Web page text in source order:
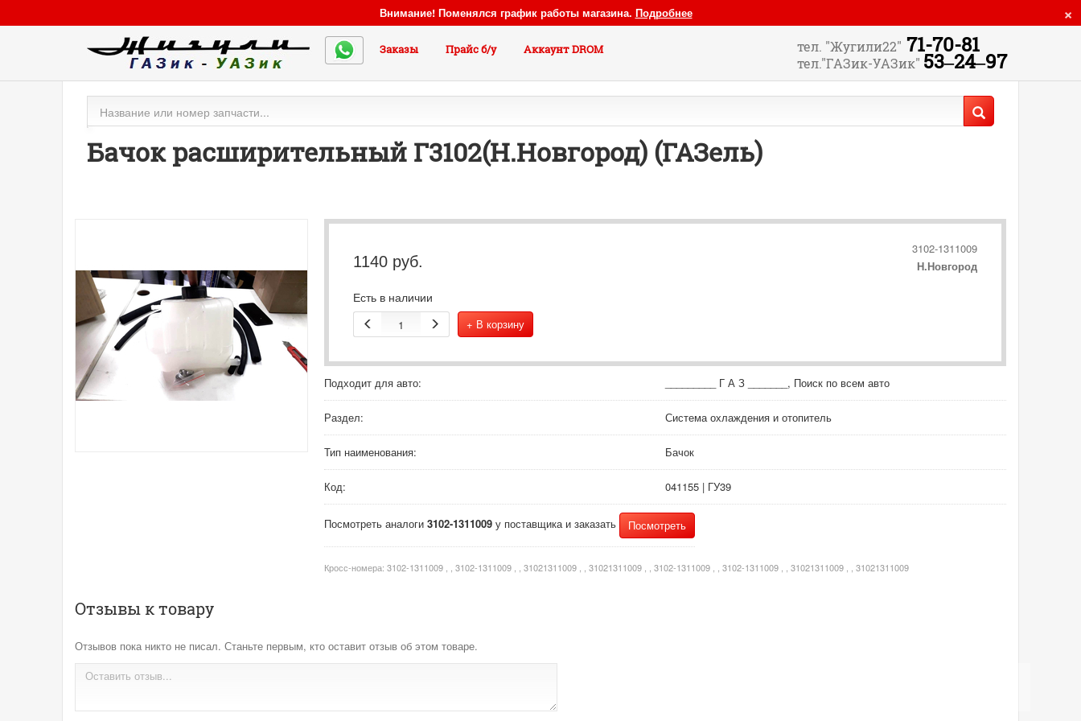
×
Внимание! Поменялся график работы магазина. Подробнее
Заказы Прайс б/у Аккаунт DROM тел. "Жугили22" 71-70-81
тел."ГАЗик-УАЗик" 53‒24‒97
Бачок расширительный Г3102(Н.Новгород) (ГАЗель)
1140 руб.
3102-1311009
Н.Новгород
Есть в наличии
+ В корзину
Подходит для авто: _________ Г А З _______, Поиск по всем авто
Раздел: Система охлаждения и отопитель
Тип наименования: Бачок
Код: 041155 | ГУ39
Посмотреть аналоги 3102-1311009 у поставщика и заказать Посмотреть
Кросс-номера: 3102-1311009 , , 3102-1311009 , , 31021311009 , , 31021311009 , , 3102-1311009 , , 3102-1311009 , , 31021311009 , , 31021311009
Отзывы к товару
Отзывов пока никто не писал. Станьте первым, кто оставит отзыв об этом товаре.